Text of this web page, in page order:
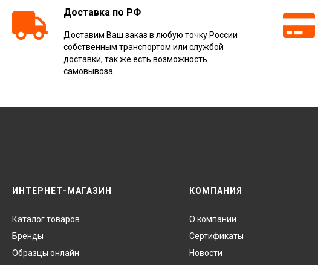
Доставка по РФ
Доставим Ваш заказ в любую точку России
собственным транспортом или службой
доставки, так же есть возможность
самовывоза.
ИНТЕРНЕТ-МАГАЗИН
Каталог товаров
Бренды
Образцы онлайн
КОМПАНИЯ
О компании
Сертификаты
Новости